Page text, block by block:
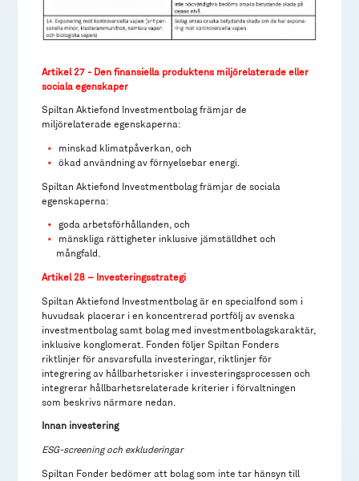
Artikel 27 - Den finansiella produktens miljörelaterade eller
sociala egenskaper
Spiltan Aktiefond Investmentbolag främjar de
miljörelaterade egenskaperna:
minskad klimatpåverkan, och
ökad användning av förnyelsebar energi.
Spiltan Aktiefond Investmentbolag främjar de sociala
egenskaperna:
goda arbetsförhållanden, och
mänskliga rättigheter inklusive jämställdhet och
mångfald.
Artikel 28 – Investeringsstrategi
Spiltan Aktiefond Investmentbolag är en specialfond som i
huvudsak placerar i en koncentrerad portfölj av svenska
investmentbolag samt bolag med investmentbolagskaraktär,
inklusive konglomerat. Fonden följer Spiltan Fonders
riktlinjer för ansvarsfulla investeringar, riktlinjer för
integrering av hållbarhetsrisker i investeringsprocessen och
integrerar hållbarhetsrelaterade kriterier i förvaltningen
som beskrivs närmare nedan.
Innan investering
ESG-screening och exkluderingar
Spiltan Fonder bedömer att bolag som inte tar hänsyn till